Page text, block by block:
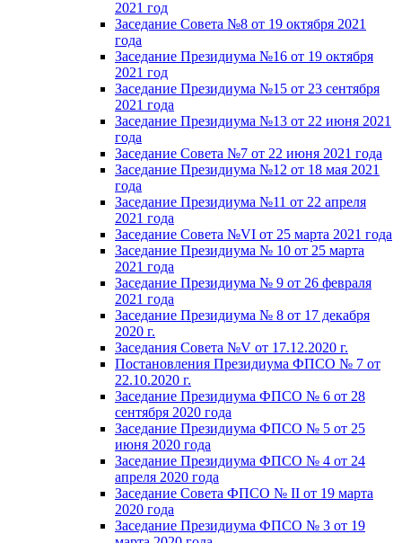
2021 год
Заседание Совета №8 от 19 октября 2021
года
Заседание Президиума №16 от 19 октября
2021 год
Заседание Президиума №15 от 23 сентября
2021 года
Заседание Президиума №13 от 22 июня 2021
года
Заседание Совета №7 от 22 июня 2021 года
Заседание Президиума №12 от 18 мая 2021
года
Заседание Президиума №11 от 22 апреля
2021 года
Заседание Совета №VI от 25 марта 2021 года
Заседание Президиума № 10 от 25 марта
2021 года
Заседание Президиума № 9 от 26 февраля
2021 года
Заседание Президиума № 8 от 17 декабря
2020 г.
Заседания Совета №V от 17.12.2020 г.
Постановления Президиума ФПСО № 7 от
22.10.2020 г.
Заседание Президиума ФПСО № 6 от 28
сентября 2020 года
Заседание Президиума ФПСО № 5 от 25
июня 2020 года
Заседание Президиума ФПСО № 4 от 24
апреля 2020 года
Заседание Совета ФПСО № II от 19 марта
2020 года
Заседание Президиума ФПСО № 3 от 19